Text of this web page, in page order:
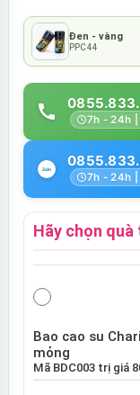
Đen - vàng
PPC44
7h - 24h
7h - 24h
Hãy chọn quà
Bao cao su
mỏng
Mã BDC003trị giá